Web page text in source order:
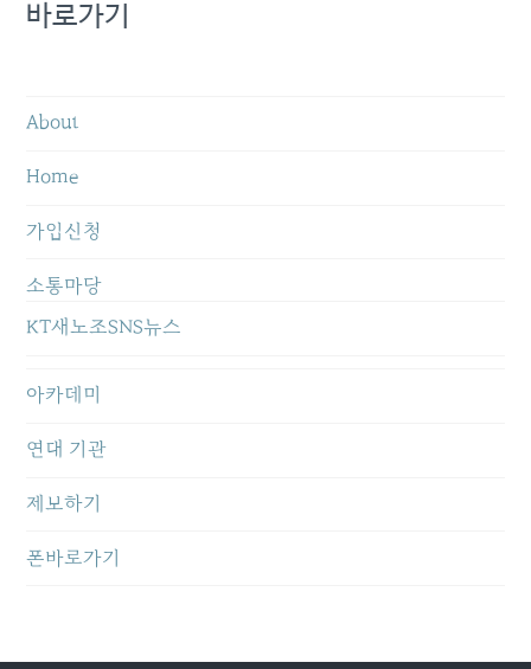
바로가기
About
Home
가입신청
소통마당
KT새노조SNS뉴스
아카데미
연대 기관
제보하기
폰바로가기